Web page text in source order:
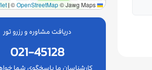
Leaflet
|©OpenStreetMap© Jawg Maps
دریافت مشاوره و رزرو تور
021-45128